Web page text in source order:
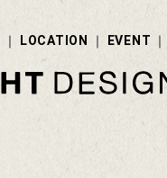
LOCATION EVENT